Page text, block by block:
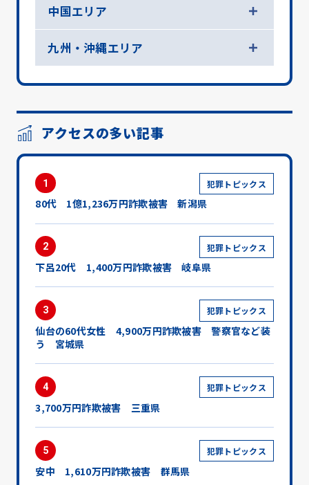
中国エリア
九州・沖縄エリア
アクセスの多い記事
1 犯罪トピックス
80代 1億1,236万円詐欺被害 新潟県
2 犯罪トピックス
下呂20代 1,400万円詐欺被害 岐阜県
3 犯罪トピックス
仙台の60代女性 4,900万円詐欺被害 警察官など装
う 宮城県
4 犯罪トピックス
3,700万円詐欺被害 三重県
5 犯罪トピックス
安中 1,610万円詐欺被害 群馬県